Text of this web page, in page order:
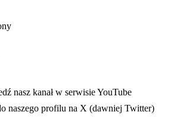
się w nowej karcie
nasz kanał w serwisie YouTube
karcie
naszego profilu na X (dawniej Twitter)